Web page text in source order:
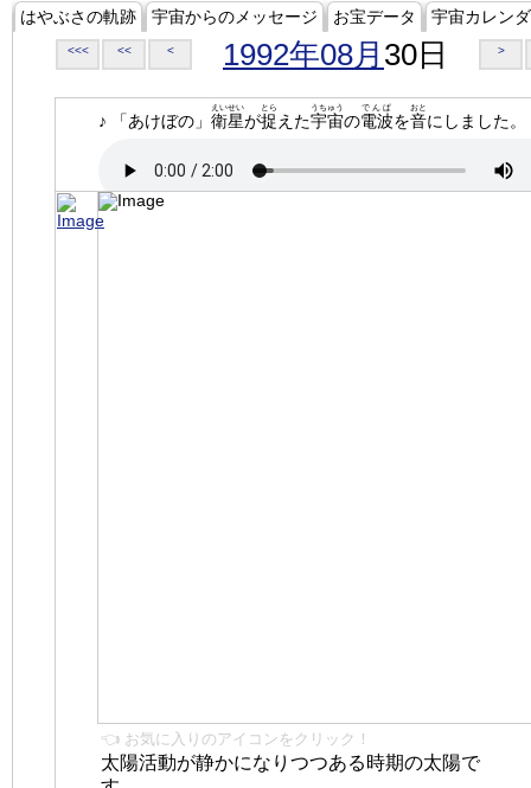
はやぶさの軌跡 宇宙からのメッセージ お宝データ 宇宙カレン
<<< << < 1992年08月 30日 >
♪ 「あけぼの」 衛星
えいせい
が捉
とら
えた宇宙
うちゅう
の電波
でんぱ
を音
おと
にしました。
👈 お気に入りのアイコンをクリック！
太陽活動が静かになりつつある時期の太陽で